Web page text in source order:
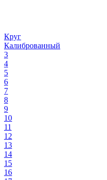
Круг
Калиброванный
3
4
5
6
7
8
9
10
11
12
13
14
15
16